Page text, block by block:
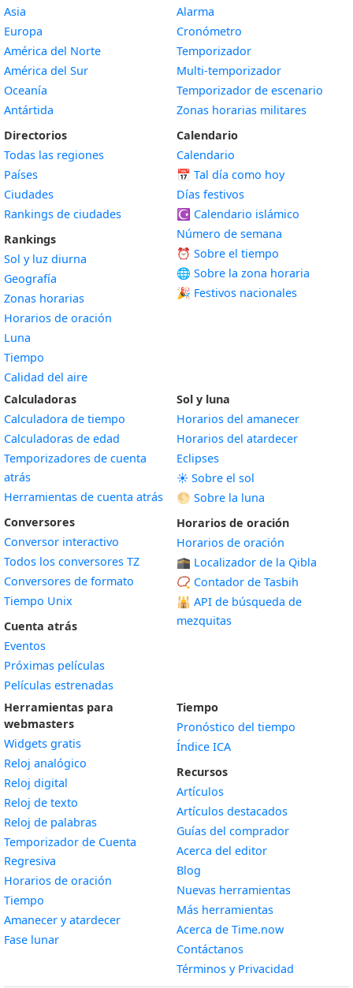
Asia
Europa
América del Norte
América del Sur
Oceanía
Antártida
Directorios
Todas las regiones
Países
Ciudades
Rankings de ciudades
Rankings
Sol y luz diurna
Geografía
Zonas horarias
Horarios de oración
Luna
Tiempo
Calidad del aire
Alarma
Cronómetro
Temporizador
Multi-temporizador
Temporizador de escenario
Zonas horarias militares
Calendario
Calendario
📅 Tal día como hoy
Días festivos
☪️ Calendario islámico
Número de semana
⏰ Sobre el tiempo
🌐 Sobre la zona horaria
🎉 Festivos nacionales
Calculadoras
Calculadora de tiempo
Calculadoras de edad
Temporizadores de cuenta
atrás
Herramientas de cuenta atrás
Conversores
Conversor interactivo
Todos los conversores TZ
Conversores de formato
Tiempo Unix
Cuenta atrás
Eventos
Próximas películas
Películas estrenadas
Sol y luna
Horarios del amanecer
Horarios del atardecer
Eclipses
☀️ Sobre el sol
🌕 Sobre la luna
Horarios de oración
Horarios de oración
🕋 Localizador de la Qibla
📿 Contador de Tasbih
🕌 API de búsqueda de
mezquitas
Herramientas para
webmasters
Widgets gratis
Reloj analógico
Reloj digital
Reloj de texto
Reloj de palabras
Temporizador de Cuenta
Regresiva
Horarios de oración
Tiempo
Amanecer y atardecerWidget
Fase lunarWidget
Tiempo
Pronóstico del tiempo
Índice ICA
Recursos
Artículos
Artículos destacados
Guías del comprador
Acerca del editor
Blog
Nuevas herramientas
Más herramientas
Acerca de Time.now
Contáctanos
Términos y Privacidad